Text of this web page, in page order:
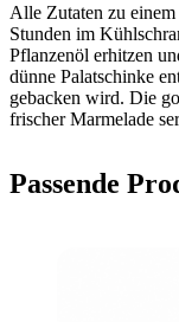
Alle Zutaten zu
Stunden im
Pflanzenöl erhitzen
dünne Palatschinke
gebacken wird. Die
frischer Marmelade
Passende